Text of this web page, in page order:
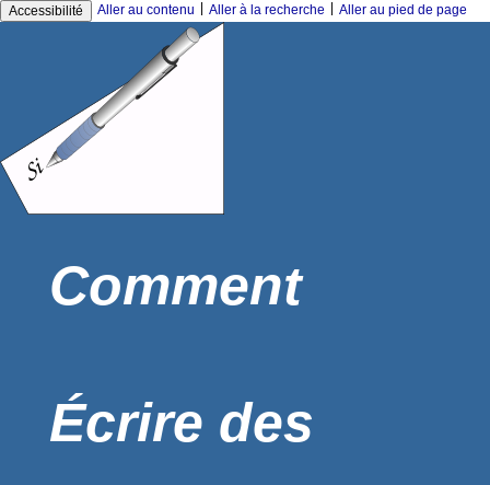
Accessibilité Aller au contenu Aller à la recherche Aller au pied de page
Comment
Écrire des